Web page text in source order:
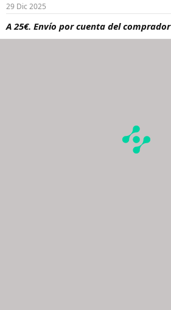
29 Dic 2025
A 25€. Envío por cuenta del comprador